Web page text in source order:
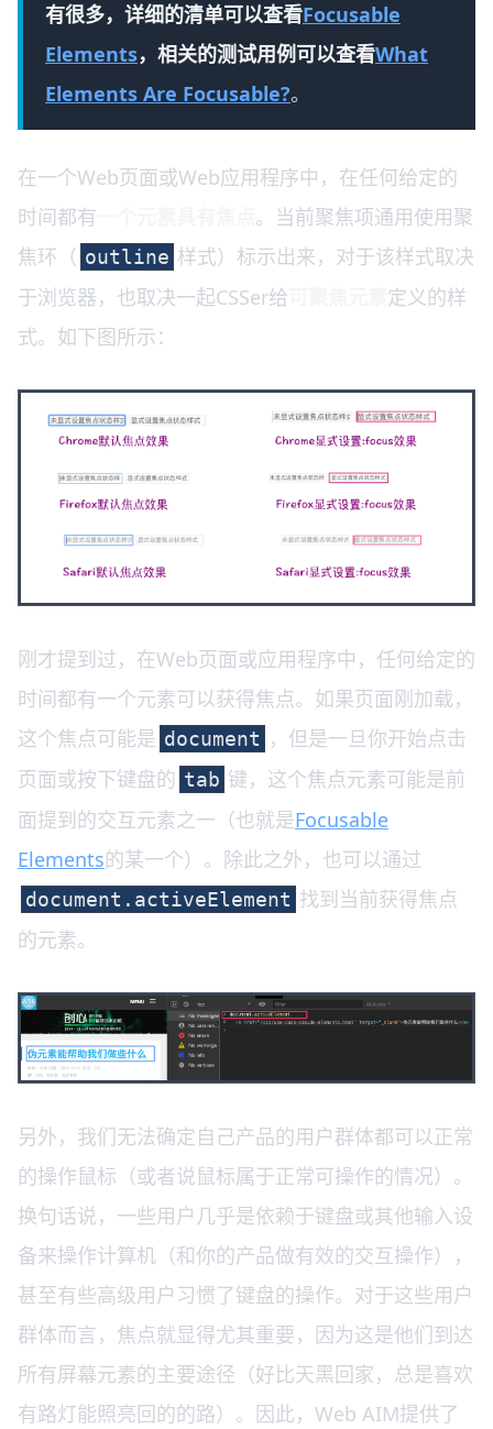
有很多，详细的清单可以查看Focusable
Elements，相关的测试用例可以查看What
Elements Are Focusable?。
在一个Web页面或Web应用程序中，在任何给定的
时间都有
。当前聚焦项通用使用聚
焦环（ outline 样式）标示出来，对于该样式取决
于浏览器，也取决一起CSSer给
定义的样
式。如下图所示：
刚才提到过，在Web页面或应用程序中，任何给定的
时间都有一个元素可以获得焦点。如果页面刚加载，
这个焦点可能是 document ，但是一旦你开始点击
页面或按下键盘的 tab 键，这个焦点元素可能是前
面提到的交互元素之一（也就是Focusable
Elements的某一个）。除此之外，也可以通过
document.activeElement 找到当前获得焦点
的元素。
另外，我们无法确定自己产品的用户群体都可以正常
的操作鼠标（或者说鼠标属于正常可操作的情况）。
换句话说，一些用户几乎是依赖于键盘或其他输入设
备来操作计算机（和你的产品做有效的交互操作），
甚至有些高级用户习惯了键盘的操作。对于这些用户
群体而言，焦点就显得尤其重要，因为这是他们到达
所有屏幕元素的主要途径（好比天黑回家，总是喜欢
有路灯能照亮回的的路）。因此，Web AIM提供了